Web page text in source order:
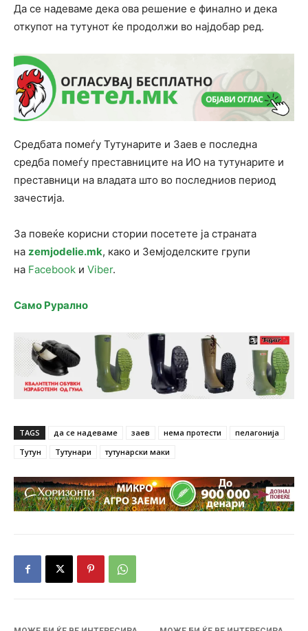
Да се надеваме дека ова решение е финално и дека
откупот на тутунот ќе продолжи во најдобар ред.
Средбата помеѓу Тутунарите и Заев е последна
средба помеѓу преставниците на ИО на тутунарите и
преставници на владата што во последниов период
зачестија.
За повеќе корисни стории посетете ја страната
на zemjodelie.mk, како и Земјоделските групи
на Facebook и Viber.
Само Рурално
TAGS да се надеваме заев нема протести
пелагонија
Тутун
Тутунари тутунарски маки